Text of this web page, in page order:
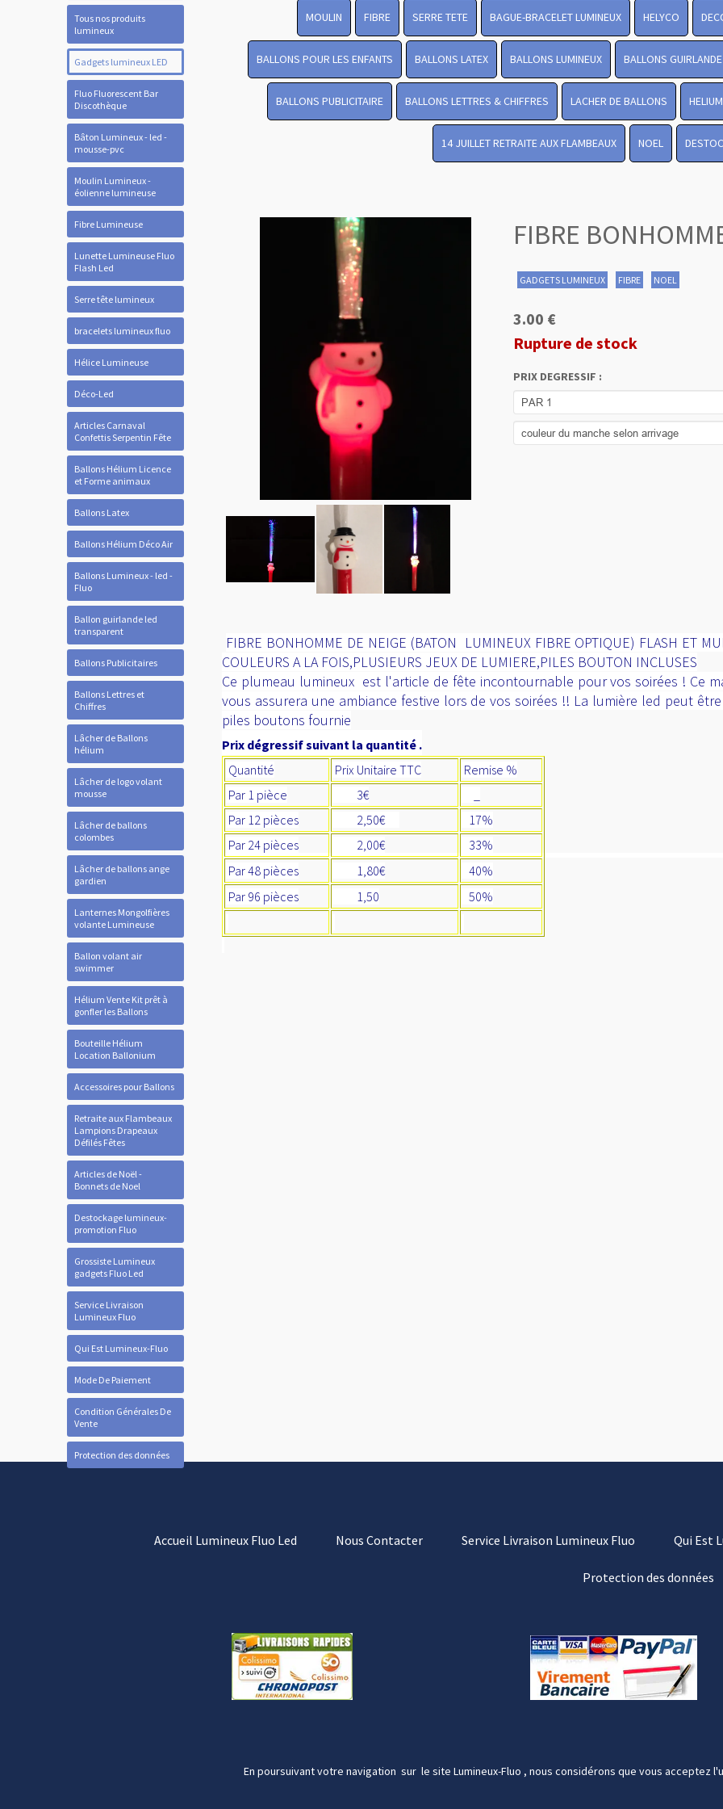
Tous nos produits
lumineux
Gadgets lumineux LED
Fluo Fluorescent Bar
Discothèque
Bâton Lumineux - led -
mousse-pvc
Moulin Lumineux -
éolienne lumineuse
Fibre Lumineuse
Lunette Lumineuse Fluo
Flash Led
Serre tête lumineux
bracelets lumineux fluo
Hélice Lumineuse
Déco-Led
Articles Carnaval
Confettis Serpentin Fête
Ballons Hélium Licence
et Forme animaux
Ballons Latex
Ballons Hélium Déco Air
Ballons Lumineux - led -
Fluo
Ballon guirlande led
transparent
Ballons Publicitaires
Ballons Lettres et
Chiffres
Lâcher de Ballons
hélium
Lâcher de logo volant
mousse
Lâcher de ballons
colombes
Lâcher de ballons ange
gardien
Lanternes Mongolfières
volante Lumineuse
Ballon volant air
swimmer
Hélium Vente Kit prêt à
gonfler les Ballons
Bouteille Hélium
Location Ballonium
Accessoires pour Ballons
Retraite aux Flambeaux
Lampions Drapeaux
Défilés Fêtes
Articles de Noël -
Bonnets de Noel
Destockage lumineux-
promotion Fluo
Grossiste Lumineux
gadgets Fluo Led
Service Livraison
Lumineux Fluo
Qui Est Lumineux-Fluo
Mode De Paiement
Condition Générales De
Vente
Protection des données
Accueil Lumineux Fluo Led Nous Contacter Service Livraison Lumineux Fluo Qui Est
Protection des données
En poursuivant votre navigation sur le site Lumineux-Fluo , nous considérons que vous acceptez
MOULIN FIBRE SERRE TETE BAGUE-BRACELET LUMINEUX HELYCO
BALLONS POUR LES ENFANTS BALLONS LATEX BALLONS LUMINEUX BALLONS GUIRLANDE
BALLONS PUBLICITAIRE BALLONS LETTRES & CHIFFRES LACHER DE BALLONS
14 JUILLET RETRAITE AUX FLAMBEAUX NOEL
FIBRE
GADGETS LUMINEUX FIBRE NOEL
3.00 €
Rupture de stock
PRIX DEGRESSIF :
FIBRE BONHOMME DE NEIGE (BATON LUMINEUX FIBRE OPTIQUE) FLASH ET
COULEURS A LA FOIS,PLUSIEURS JEUX DE LUMIERE,PILES BOUTON INCLUSES
Ce plumeau lumineux est l'article de fête incontournable pour vos soirées ! Ce
vous assurera une ambiance festive lors de vos soirées !! La lumière led peut
piles boutons fournie
Prix dégressif suivant la quantité .
Quantité
Prix Unitaire TTC
Remise %
Par 1 pièce
3€
Par 12 pièces
2,50€
17%
Par 24 pièces
2,00€
33%
Par 48 pièces
1,80€
40%
Par 96 pièces
1,50 50%